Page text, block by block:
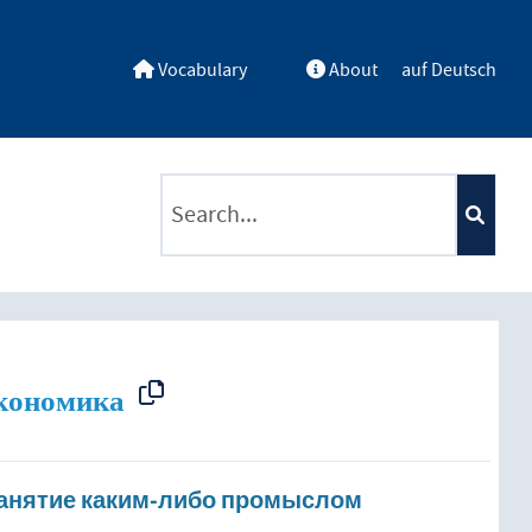
Vocabulary About auf Deutsch
by a criterion
каким-либо промыслом